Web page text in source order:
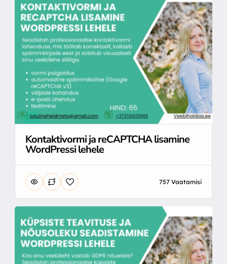
Kontaktivormi ja reCAPTCHA lisamine
WordPressi lehele
757 Vaatamisi